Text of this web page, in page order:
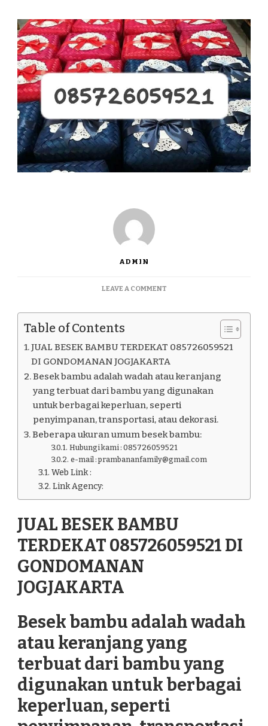
ADMIN
LEAVE A COMMENTON
BESEK
085726059521
JOGJAKARTA
Table of Contents
JUAL BESEK BAMBU TERDEKAT 085726059521
DI GONDOMANAN JOGJAKARTA
Besek bambu adalah wadah atau keranjang
yang terbuat dari bambu yang digunakan
untuk berbagai keperluan, seperti
penyimpanan, transportasi, atau dekorasi.
Beberapa ukuran umum besek bambu:
Hubungi kami : 085726059521
e-mail : prambananfamily@gmail.com
Web Link :
Link Agency:
JUAL BESEK BAMBU
TERDEKAT 085726059521 DI
GONDOMANAN
JOGJAKARTA
Besek bambu adalah wadah
atau keranjang yang
terbuat dari bambu yang
digunakan untuk berbagai
keperluan, seperti